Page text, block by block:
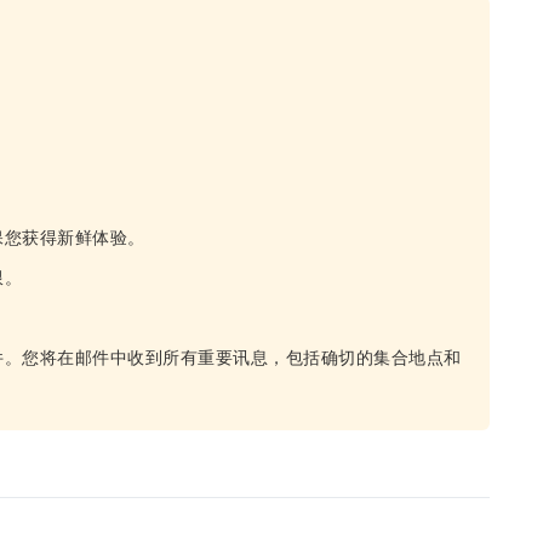
获得新鲜体验。
您将在邮件中收到所有重要讯息，包括确切的集合地点和